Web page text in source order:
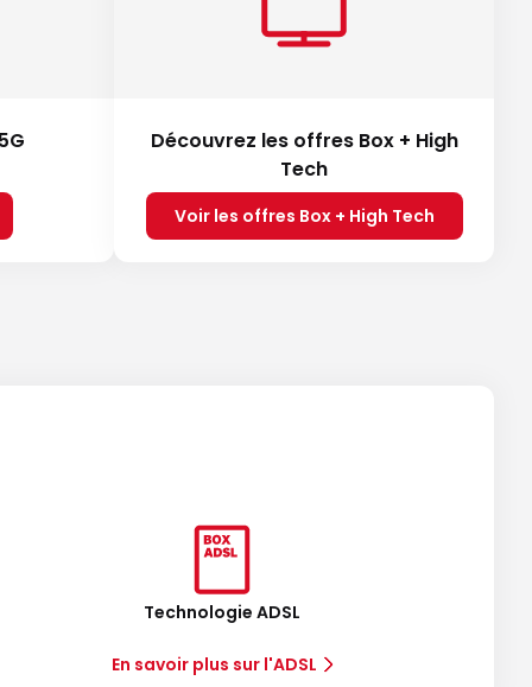
Découvrez les offres Box + High
Tech
Voir les offres Box + High Tech
Technologie ADSL
En savoir plus sur l'ADSL